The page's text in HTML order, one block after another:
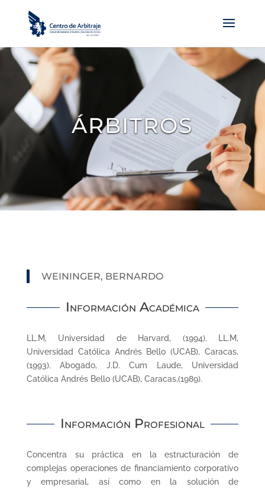
ÁRBITROS
WEININGER, BERNARDO
Información Académica
LL.M, Universidad de Harvard, (1994). LL.M,
Universidad Católica Andrés Bello (UCAB), Caracas,
(1993). Abogado, J.D. Cum Laude, Universidad
Católica Andrés Bello (UCAB), Caracas,(1989).
Información Profesional
Concentra su práctica en la estructuración de
complejas operaciones de financiamiento corporativo
y empresarial, así como en la solución de